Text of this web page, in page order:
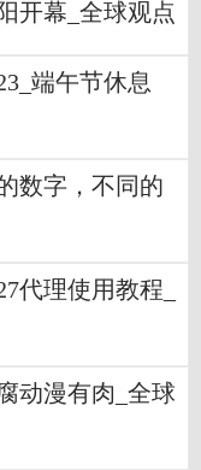
开幕_全球观点
端午节休息
数字，不同的
代理使用教程_
动漫有肉_全球